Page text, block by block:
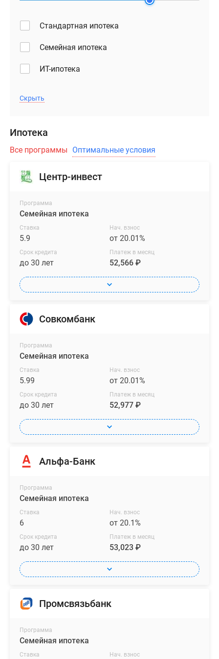
Стандартная ипотека
Семейная ипотека
ИТ-ипотека
Скрыть
Ипотека
Все программы Оптимальные условия
Центр-инвест
Программа
Семейная ипотека
Ставка
5.9
Нач. взнос
от 20.01%
Срок кредита
до 30 лет
Платеж в месяц
52,566 ₽
Совкомбанк
Программа
Семейная ипотека
Ставка
5.99
Нач. взнос
от 20.01%
Срок кредита
до 30 лет
Платеж в месяц
52,977 ₽
Альфа-Банк
Программа
Семейная ипотека
Ставка
6
Нач. взнос
от 20.1%
Срок кредита
до 30 лет
Платеж в месяц
53,023 ₽
Промсвязьбанк
Программа
Семейная ипотека
Ставка Нач. взнос